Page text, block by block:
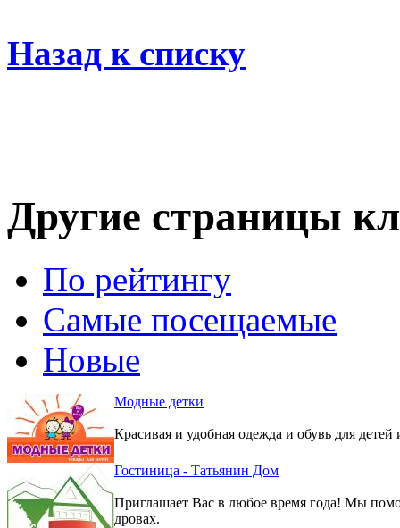
Назад к списку
Другие страницы
По рейтингу
Самые посещаемые
Новые
Модные детки
Красивая и удобная одежда и обувь для детей
Гостиница - Татьянин Дом
Приглашает Вас в любое время года! Мы
дровах.